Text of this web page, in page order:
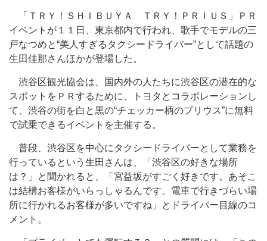
「ＴＲＹ！ＳＨＩＢＵＹＡ ＴＲＹ！ＰＲＩＵＳ」ＰＲ
イベントが１１日、東京都内で行われ、歌手でモデルの三
戸なつめと“美人すぎるタクシードライバー”として話題の
生田佳那さんほかが登場した。
渋谷区観光協会は、国内外の人たちに渋谷区の潜在的な
スポットをＰＲするために、トヨタとコラボレーションし
て、渋谷の街を白と黒の“チェッカー柄のプリウス”に無料
で試乗できるイベントを主催する。
普段、渋谷区を中心にタクシードライバーとして業務を
行っているという生田さんは、「渋谷区の好きな場所
は？」と聞かれると、「宮益坂がすごく好きです。あそこ
は結構お客様がいらっしゃるんです。電車で行きづらい場
所に行かれるお客様が多いですね」とドライバー目線のコ
メント。